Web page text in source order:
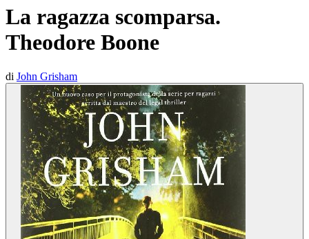
La ragazza scomparsa.
Theodore Boone
di John Grisham